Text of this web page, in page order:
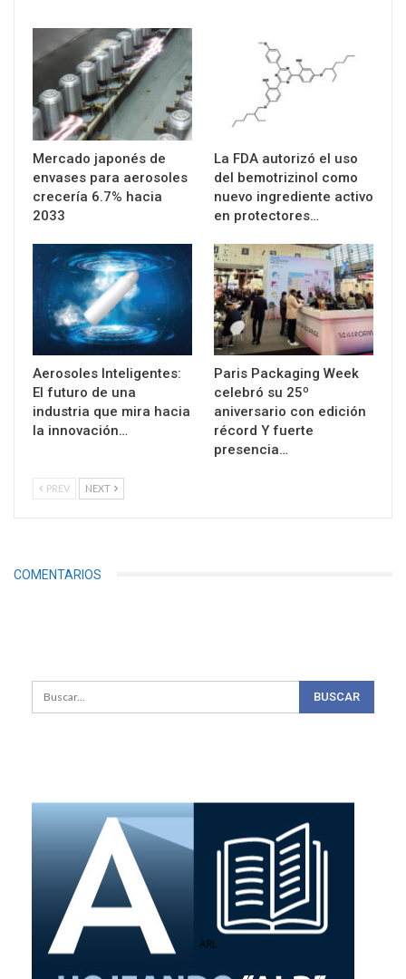
Mercado japonés de
envases para aerosoles
crecería 6.7% hacia
2033
La FDA autorizó el uso
del bemotrizinol como
nuevo ingrediente activo
en protectores…
Aerosoles Inteligentes:
El futuro de una
industria que mira hacia
la innovación…
Paris Packaging Week
celebró su 25º
aniversario con edición
récord Y fuerte
presencia…
PREV NEXT
COMENTARIOS